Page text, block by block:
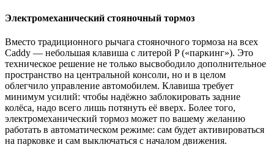
Электромеханический стояночный тормоз
Вместо традиционного рычага стояночного тормоза на всех
Caddy — небольшая клавиша с литерой P («паркинг»). Это
техническое решение не только высвободило дополнительное
пространство на центральной консоли, но и в целом
облегчило управление автомобилем. Клавиша требует
минимум усилий: чтобы надёжно заблокировать задние
колёса, надо всего лишь потянуть её вверх. Более того,
электромеханический тормоз может по вашему желанию
работать в автоматическом режиме: сам будет активироваться
на парковке и сам выключаться с началом движения.